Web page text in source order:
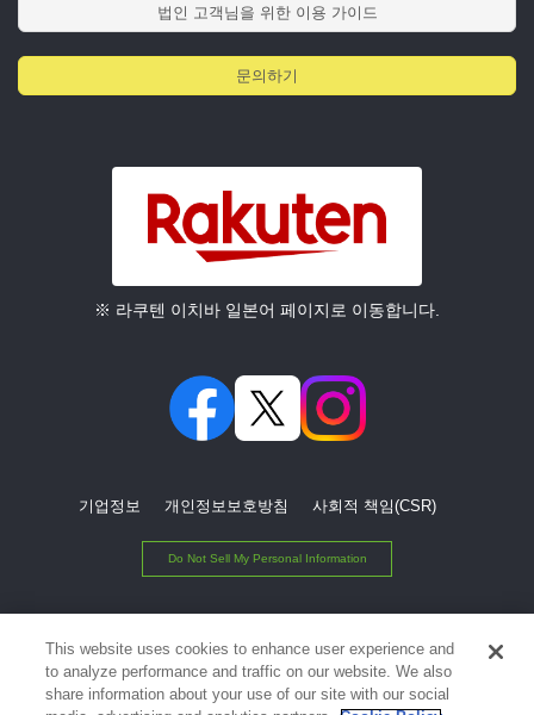
법인 고객님을 위한 이용 가이드
문의하기
※ 라쿠텐 이치바 일본어 페이지로 이동합니다.
기업정보 개인정보보호방침 사회적 책임(CSR)
Do Not Sell My Personal Information
This website uses cookies to enhance user experience and
to analyze performance and traffic on our website. We also
share information about your use of our site with our social